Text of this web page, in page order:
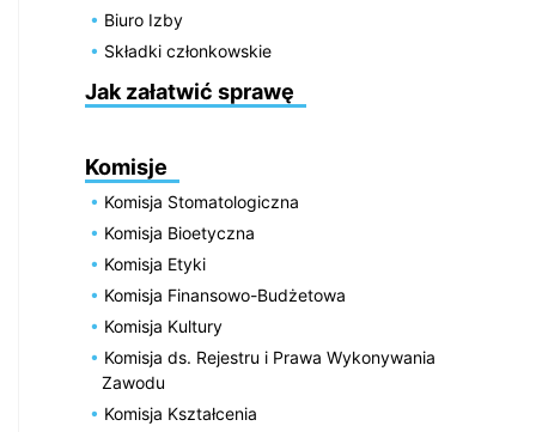
Biuro Izby
Składki członkowskie
Jak załatwić sprawę
Komisje
Komisja Stomatologiczna
Komisja Bioetyczna
Komisja Etyki
Komisja Finansowo-Budżetowa
Komisja Kultury
Komisja ds. Rejestru i Prawa Wykonywania
Zawodu
Komisja Kształcenia